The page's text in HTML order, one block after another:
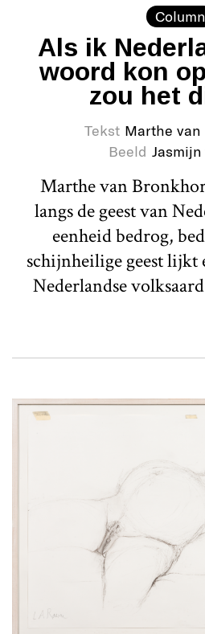
Column
Als ik
woord kon
zou het
Tekst Marthe van
Beeld Jasmijn
Marthe van
langs de geest van
eenheid bedrog,
schijnheilige geest lijkt
Nederlandse